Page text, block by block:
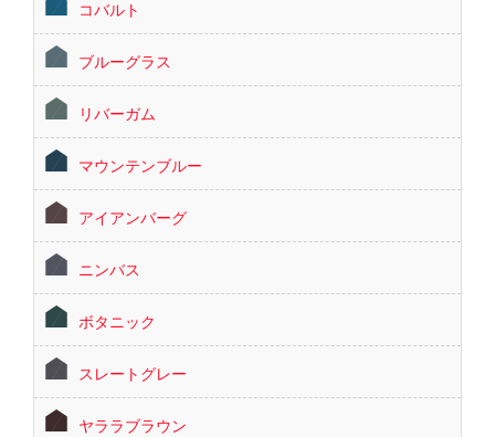
コバルト
ブルーグラス
リバーガム
マウンテンブルー
アイアンバーグ
ニンバス
ボタニック
スレートグレー
ヤララブラウン